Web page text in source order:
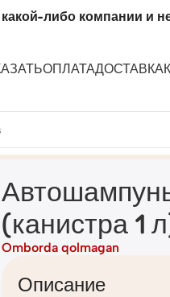
либо компании и
ОПЛАТАДОСТАВКА
Foam Light» (канистра 1 л)
(канистра 1
Omborda qolmagan
Описание